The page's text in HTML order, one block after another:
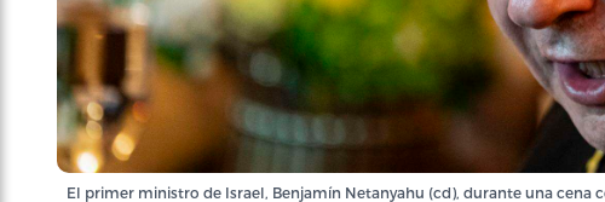
El primer ministro de Israel, Benjamín Netanyahu (cd), durante una cena